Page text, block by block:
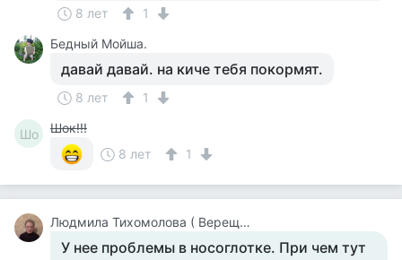
8 лет
1
Бедный Мойша.
давай давай. на киче тебя покормят.
8 лет 1
Шо
Шок!!!
8 лет
1
Людмила Тихомолова ( Верещагина )
У нее проблемы в носоглотке. При чем тут